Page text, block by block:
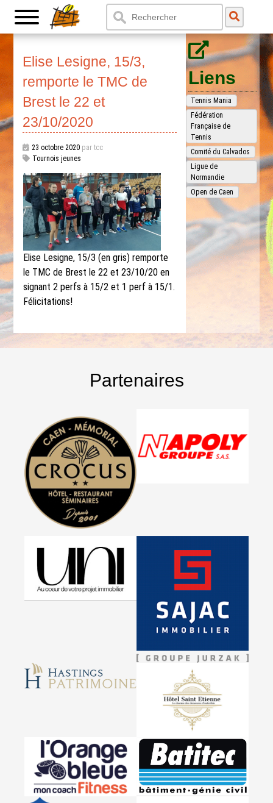
Elise Lesigne, 15/3,
remporte le TMC de
Brest le 22 et
23/10/2020
23 octobre 2020 par tcc
Tournois jeunes
Elise Lesigne, 15/3 (en gris) remporte
le TMC de Brest le 22 et 23/10/20 en
signant 2 perfs à 15/2 et 1 perf à 15/1.
Félicitations!
Liens
Tennis Mania
Fédération
Française de
Tennis
Comité du Calvados
Ligue de
Normandie
Open de Caen
Partenaires